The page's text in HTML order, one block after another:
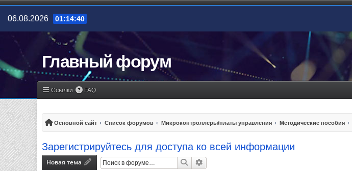
06.08.2026 01:14:40
Главный форум
Ссылки FAQ
Основной сайт Список форумов Микроконтроллеры/платы управления Методические пособия
Зарегистрируйтесь для доступа ко всей информации
Новая тема Поиск